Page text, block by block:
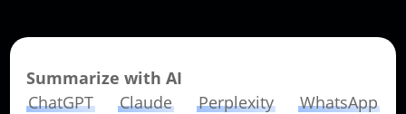
Summarize with AI
ChatGPT
Claude Perplexity
WhatsApp